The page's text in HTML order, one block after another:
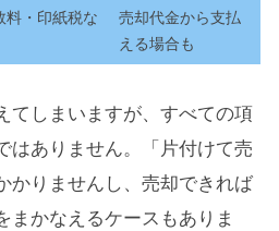
料・印紙税な
売却代金から支払
える場合も
てしまいますが、すべての項
はありません。「片付けて売
かりませんし、売却できれば
まかなえるケースもありま